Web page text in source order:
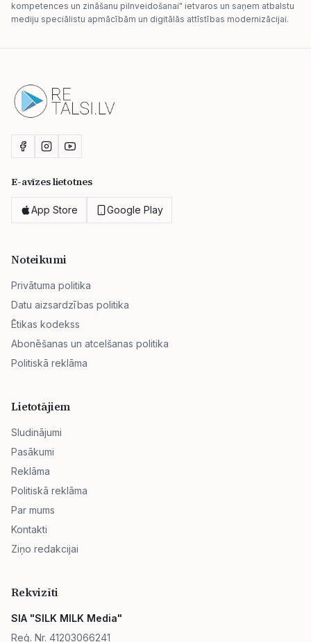
kompetences un zināšanu pilnveidošanai" ietvaros un saņem atbalstu
mediju speciālistu apmācībām un digitālās attīstības modernizācijai.
E-avīzes lietotnes
App Store Google Play
Noteikumi
Privātuma politika
Datu aizsardzības politika
Ētikas kodekss
Abonēšanas un atcelšanas politika
Politiskā reklāma
Lietotājiem
Sludinājumi
Pasākumi
Reklāma
Politiskā reklāma
Par mums
Kontakti
Ziņo redakcijai
Rekvizīti
SIA "SILK MILK Media"
Reģ. Nr. 41203066241